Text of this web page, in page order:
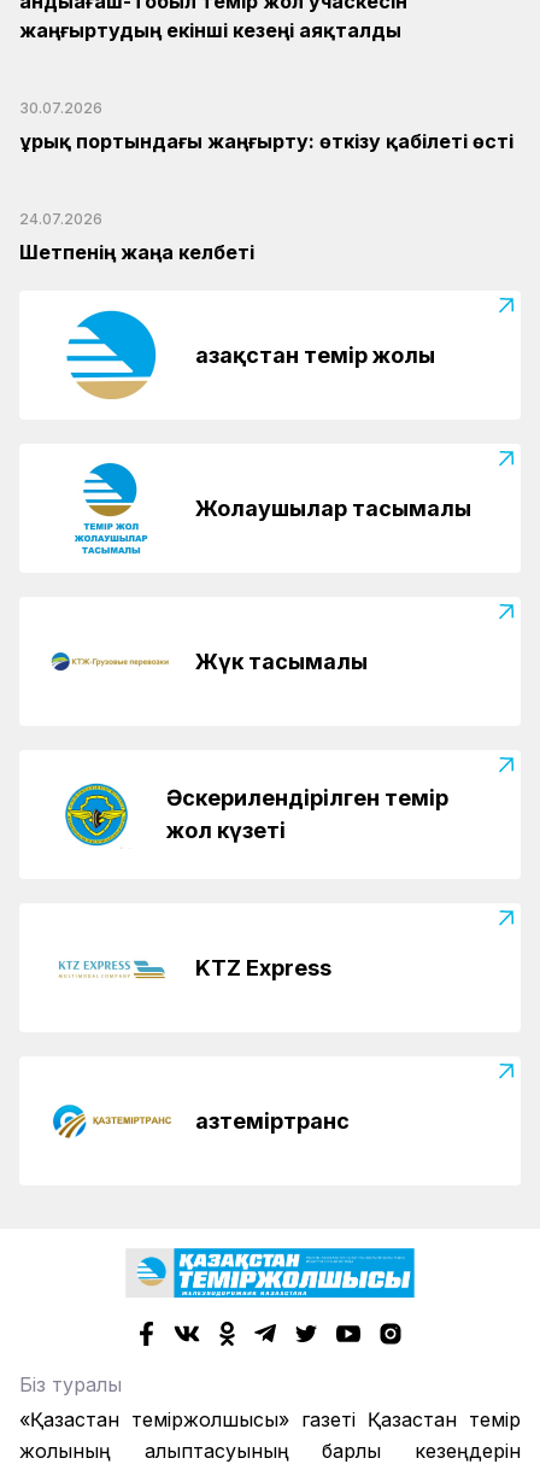
жаңғыртудың екінші кезеңі аяқталды
30.07.2026
Құрық портындағы жаңғырту: өткізу қабілеті өсті
24.07.2026
Шетпенің жаңа келбеті
Қазақстан темір жолы
Жолаушылар тасымалы
Жүк тасымалы
Әскерилендірілген темір
жол күзеті
KTZ Express
Қазтеміртранс
Біз туралы
«Қазақстан теміржолшысы» газеті Қазақстан темір
жолының қалыптасуының барлық кезеңдерін